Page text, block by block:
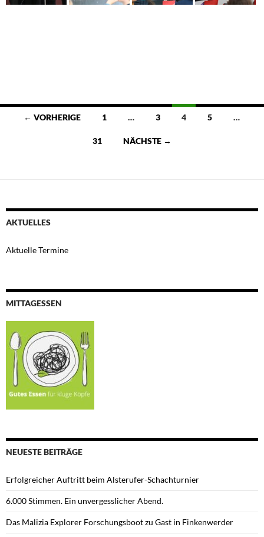
Beitragsnavigation
← VORHERIGE 1 … 3 4 5 …
31 NÄCHSTE →
AKTUELLES
Aktuelle Termine
MITTAGESSEN
NEUESTE BEITRÄGE
Erfolgreicher Auftritt beim Alsterufer-Schachturnier
6.000 Stimmen. Ein unvergesslicher Abend.
Das Malizia Explorer Forschungsboot zu Gast in Finkenwerder